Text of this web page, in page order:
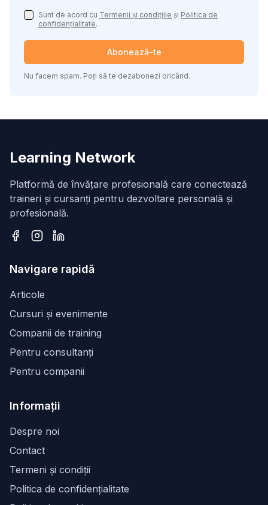
Sunt de acord cu Termenii și condițiile și Politica de
confidențialitate.
Abonează-te
Nu facem spam. Poți să te dezabonezi oricând.
Learning Network
Platformă de învățare profesională care conectează
traineri și cursanți pentru dezvoltare personală și
profesională.
Navigare rapidă
Articole
Cursuri și evenimente
Companii de training
Pentru consultanți
Pentru companii
Informații
Despre noi
Contact
Termeni și condiții
Politica de confidențialitate